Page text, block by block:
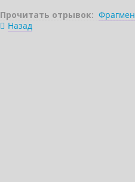
Прочитать отрывок:
Назад